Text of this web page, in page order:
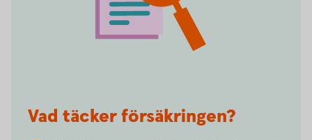
Vad täcker försäkringen?